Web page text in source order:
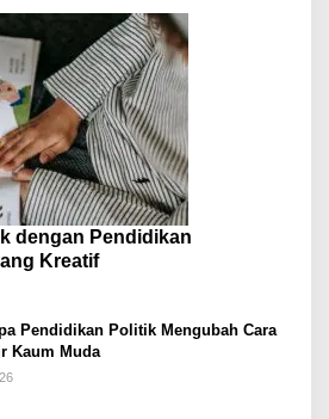
dengan Pendidikan
Kreatif
Pendidikan Politik Mengubah Cara
Kaum Muda